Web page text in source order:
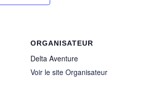
ORGANISATEUR
Delta Aventure
Voir le site Organisateur